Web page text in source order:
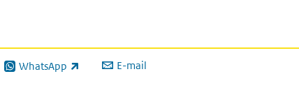
WhatsApp
(externe link) E-mail